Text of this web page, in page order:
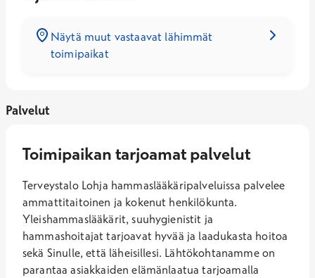
Näytä muut vastaavat lähimmät
toimipaikat
Palvelut
Toimipaikan tarjoamat palvelut
Terveystalo Lohja hammaslääkäripalveluissa palvelee
ammattitaitoinen ja kokenut henkilökunta.
Yleishammaslääkärit, suuhygienistit ja
hammashoitajat tarjoavat hyvää ja laadukasta hoitoa
sekä Sinulle, että läheisillesi. Lähtökohtanamme on
parantaa asiakkaiden elämänlaatua tarjoamalla